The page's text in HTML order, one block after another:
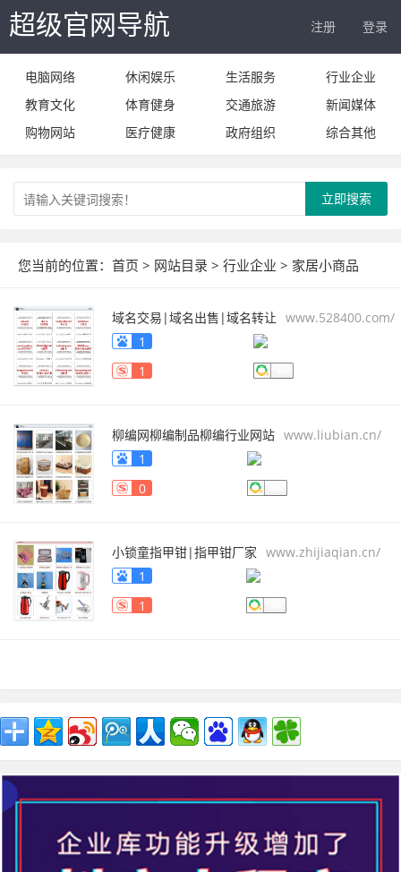
超级官网导航 注册 登录
电脑网络 休闲娱乐 生活服务
行业企业
教育文化
体育健身 交通旅游
新闻媒体
购物网站
医疗健康 政府组织 综合其他
立即搜索
您当前的位置： 首页 > 网站目录 > 行业企业 > 家居小商品
域名交易|域名出售|域名转让 www.528400.com/
1
1
柳编网柳编制品柳编行业网站 www.liubian.cn/
1
0
小锁童指甲钳|指甲钳厂家 www.zhijiaqian.cn/
1
1